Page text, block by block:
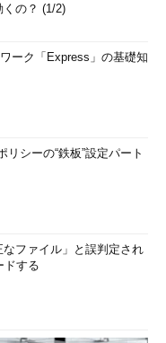
くの？ (1/2)
ーク「Express」の基礎知
シーの“鉄板”設定パート
ファイル」と誤判定され
ドする